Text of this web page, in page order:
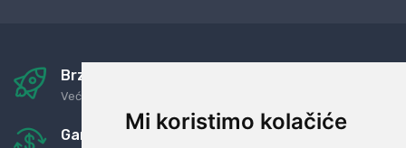
Mi koristimo kolačiće
Brza i sigurna dostava
Već za nekoliko dana kod vas
Garancija u povrat novaca